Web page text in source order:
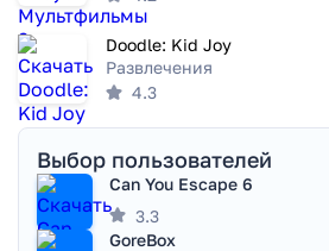
Doodle: Kid Joy
Развлечения
4.3
Выбор пользователей
Can You Escape 6
3.3
GoreBox